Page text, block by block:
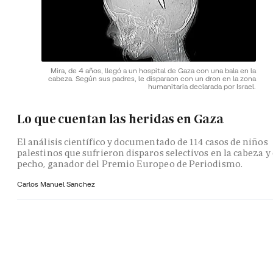
Mira, de 4 años, llegó a un hospital de Gaza con una bala en la
cabeza. Según sus padres, le disparaon con un dron en la zona
humanitaria declarada por Israel.
Lo que cuentan las heridas en Gaza
El análisis científico y documentado de 114 casos de niños
palestinos que sufrieron disparos selectivos en la cabeza y
pecho, ganador del Premio Europeo de Periodismo.
Carlos Manuel Sanchez